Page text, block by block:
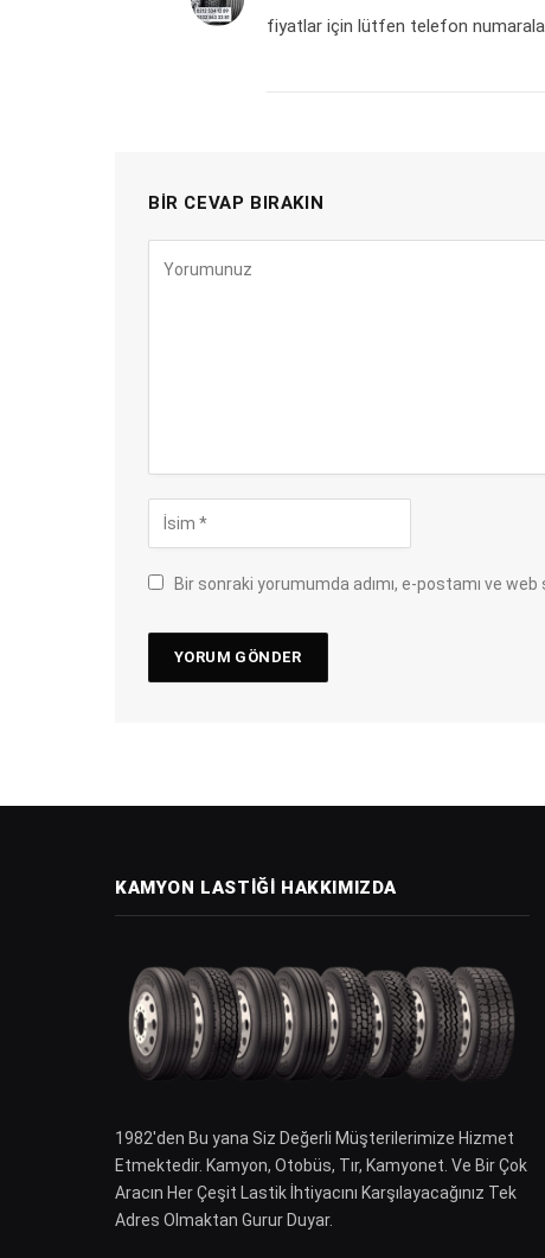
fiyatlar için lütfen telefon
BIR CEVAP BIRAKIN
Bir sonraki yorumumda adımı, e-postamı ve
KAMYON LASTIĞI HAKKIMIZDA
1982′den Bu yana Siz Değerli Müşterilerimize Hizmet
Etmektedir. Kamyon, Otobüs, Tır, Kamyonet. Ve Bir Çok
Aracın Her Çeşit Lastik İhtiyacını Karşılayacağınız Tek
Adres Olmaktan Gurur Duyar.